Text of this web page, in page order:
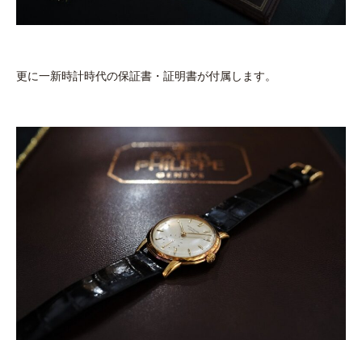
更に一新時計時代の保証書・証明書が付属します。